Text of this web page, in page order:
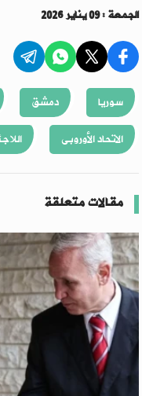
الجمعة : 09 يناير 2026
سوريا دمشق
الاتحاد الأوروبى
مقالات متعلقة